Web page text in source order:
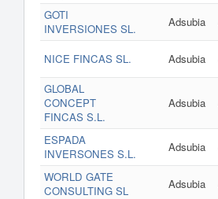
GOTI
INVERSIONES SL.
Adsubia
NICE FINCAS SL.
Adsubia
GLOBAL
CONCEPT
FINCAS S.L.
Adsubia
ESPADA
INVERSONES S.L.
Adsubia
WORLD GATE
CONSULTING SL
Adsubia